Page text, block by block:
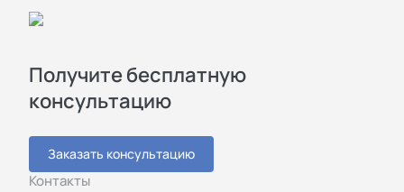
Получите бесплатную
консультацию
Заказать консультацию
Контакты